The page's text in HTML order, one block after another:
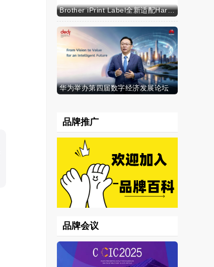
Brother iPrint Label全新适配HarmonyOS NEXT，标识标记体验再升级
华为举办第四届数字经济发展论坛
品牌推广
品牌会议